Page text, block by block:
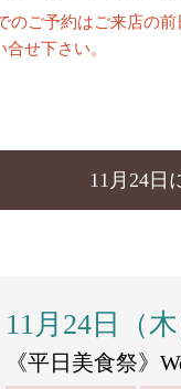
のご予約はご来店の
せ下さい。
11月24日
11月24日（木
《平日美食祭》